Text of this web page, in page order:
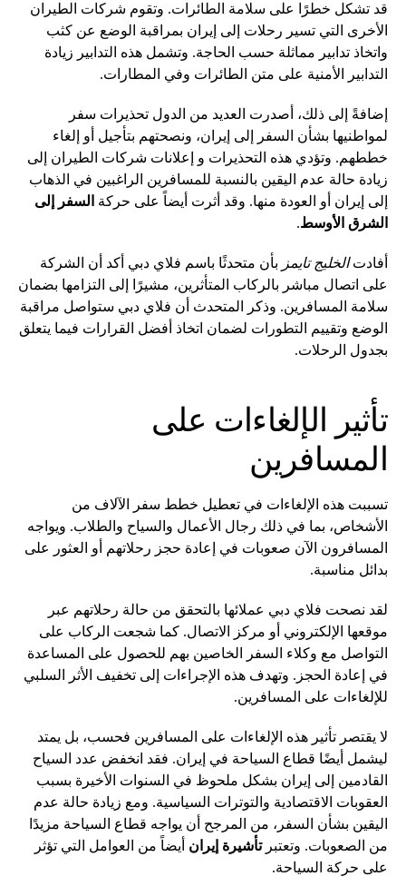
قد تشكل خطرًا على سلامة الطائرات. وتقوم شركات الطيران
الأخرى التي تسير رحلات إلى إيران بمراقبة الوضع عن كثب
واتخاذ تدابير مماثلة حسب الحاجة. وتشمل هذه التدابير زيادة
التدابير الأمنية على متن الطائرات وفي المطارات.
إضافةً إلى ذلك، أصدرت العديد من الدول تحذيرات سفر
لمواطنيها بشأن السفر إلى إيران، ونصحتهم بتأجيل أو إلغاء
خططهم. وتؤدي هذه التحذيرات و إعلانات شركات الطيران إلى
زيادة حالة عدم اليقين بالنسبة للمسافرين الراغبين في الذهاب
إلى إيران أو العودة منها. وقد أثرت أيضاً على حركة السفر إلى
الشرق الأوسط.
أفادتالخليج تايمز بأن متحدثًا باسم فلاي دبي أكد أن الشركة
على اتصال مباشر بالركاب المتأثرين، مشيرًا إلى التزامها بضمان
سلامة المسافرين. وذكر المتحدث أن فلاي دبي ستواصل مراقبة
الوضع وتقييم التطورات لضمان اتخاذ أفضل القرارات فيما يتعلق
بجدول الرحلات.
تأثير الإلغاءات على
المسافرين
تسببت هذه الإلغاءات في تعطيل خطط سفر الآلاف من
الأشخاص، بما في ذلك رجال الأعمال والسياح والطلاب. ويواجه
المسافرون الآن صعوبات في إعادة حجز رحلاتهم أو العثور على
بدائل مناسبة.
لقد نصحت فلاي دبي عملائها بالتحقق من حالة رحلاتهم عبر
موقعها الإلكتروني أو مركز الاتصال. كما شجعت الركاب على
التواصل مع وكلاء السفر الخاصين بهم للحصول على المساعدة
في إعادة الحجز. وتهدف هذه الإجراءات إلى تخفيف الأثر السلبي
للإلغاءات على المسافرين.
لا يقتصر تأثير هذه الإلغاءات على المسافرين فحسب، بل يمتد
ليشمل أيضًا قطاع السياحة في إيران. فقد انخفض عدد السياح
القادمين إلى إيران بشكل ملحوظ في السنوات الأخيرة بسبب
العقوبات الاقتصادية والتوترات السياسية. ومع زيادة حالة عدم
اليقين بشأن السفر، من المرجح أن يواجه قطاع السياحة مزيدًا
من الصعوبات. وتعتبرتأشيرة إيران أيضاً من العوامل التي تؤثر
على حركة السياحة.